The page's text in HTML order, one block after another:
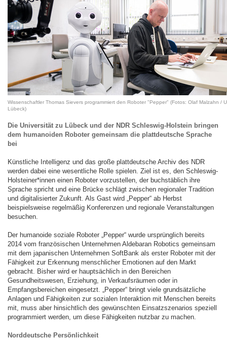
Wissenschaftler Thomas Sievers programmiert den Roboter "Pepper" (Fotos: Olaf Malzahn /
Lübeck)
Die Universität zu Lübeck und der NDR Schleswig-Holstein bringen
dem humanoiden Roboter gemeinsam die plattdeutsche Sprache
bei
Künstliche Intelligenz und das große plattdeutsche Archiv des NDR
werden dabei eine wesentliche Rolle spielen. Ziel ist es, den Schleswig-
Holsteiner*innen einen Roboter vorzustellen, der buchstäblich ihre
Sprache spricht und eine Brücke schlägt zwischen regionaler Tradition
und digitalisierter Zukunft. Als Gast wird „Pepper“ ab Herbst
beispielsweise regelmäßig Konferenzen und regionale Veranstaltungen
besuchen.
Der humanoide soziale Roboter „Pepper“ wurde ursprünglich bereits
2014 vom französischen Unternehmen Aldebaran Robotics gemeinsam
mit dem japanischen Unternehmen SoftBank als erster Roboter mit der
Fähigkeit zur Erkennung menschlicher Emotionen auf den Markt
gebracht. Bisher wird er hauptsächlich in den Bereichen
Gesundheitswesen, Erziehung, in Verkaufsräumen oder in
Empfangsbereichen eingesetzt. „Pepper“ bringt viele grundsätzliche
Anlagen und Fähigkeiten zur sozialen Interaktion mit Menschen bereits
mit, muss aber hinsichtlich des gewünschten Einsatzszenarios speziell
programmiert werden, um diese Fähigkeiten nutzbar zu machen.
Norddeutsche Persönlichkeit